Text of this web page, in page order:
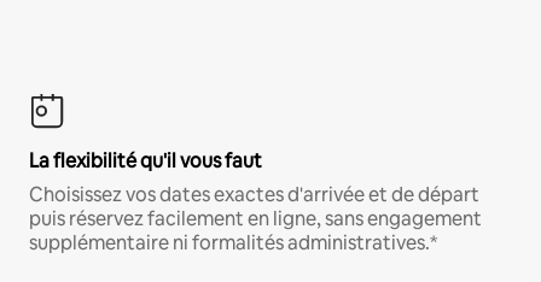
La flexibilité qu'il vous faut
Choisissez vos dates exactes d'arrivée et de départ
puis réservez facilement en ligne, sans engagement
supplémentaire ni formalités administratives.*